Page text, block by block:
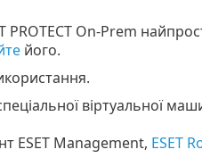
On-Prem
його.
віртуальної
ESET Management, ESET